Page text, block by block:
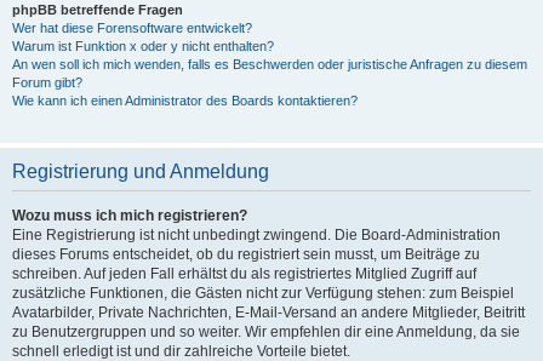
phpBB betreffende Fragen
Wer hat diese Forensoftware entwickelt?
Warum ist Funktion x oder y nicht enthalten?
An wen soll ich mich wenden, falls es Beschwerden oder juristische Anfragen zu diesem
Forum gibt?
Wie kann ich einen Administrator des Boards kontaktieren?
Registrierung und Anmeldung
Wozu muss ich mich registrieren?
Eine Registrierung ist nicht unbedingt zwingend. Die Board-Administration
dieses Forums entscheidet, ob du registriert sein musst, um Beiträge zu
schreiben. Auf jeden Fall erhältst du als registriertes Mitglied Zugriff auf
zusätzliche Funktionen, die Gästen nicht zur Verfügung stehen: zum Beispiel
Avatarbilder, Private Nachrichten, E-Mail-Versand an andere Mitglieder, Beitritt
zu Benutzergruppen und so weiter. Wir empfehlen dir eine Anmeldung, da sie
schnell erledigt ist und dir zahlreiche Vorteile bietet.